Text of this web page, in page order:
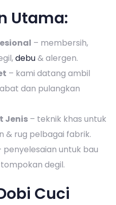
Utama:
– membersih,
debu& alergen.
– kami datang ambil
dan pulangkan
Jenis – teknik khas untuk
& rug pelbagai fabrik.
penyelesaian untuk bau
degil.
Cuci